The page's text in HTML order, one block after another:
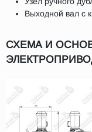
Выходной вал с
СХЕМА И